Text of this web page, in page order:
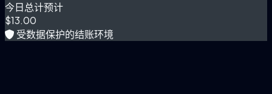
今日总计预计
$13.00
受数据保护的结账环境